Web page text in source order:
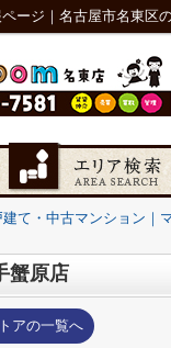
ージ｜名古屋市名東区
て・中古マンション｜
蟹原店
アの一覧へ